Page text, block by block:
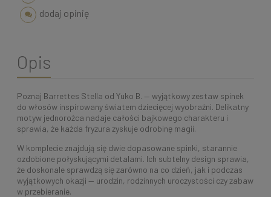
dodaj opinię
Opis
Poznaj Barrettes Stella od Yuko B. — wyjątkowy zestaw spinek
do włosów inspirowany światem dziecięcej wyobraźni. Delikatny
motyw jednorożca nadaje całości bajkowego charakteru i
sprawia, że każda fryzura zyskuje odrobinę magii.
W komplecie znajdują się dwie dopasowane spinki, starannie
ozdobione połyskującymi detalami. Ich subtelny design sprawia,
że doskonale sprawdzą się zarówno na co dzień, jak i podczas
wyjątkowych okazji — urodzin, rodzinnych uroczystości czy zabaw
w przebieranie.